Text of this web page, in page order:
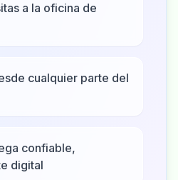
a la oficina de
cualquier parte del
confiable,
digital